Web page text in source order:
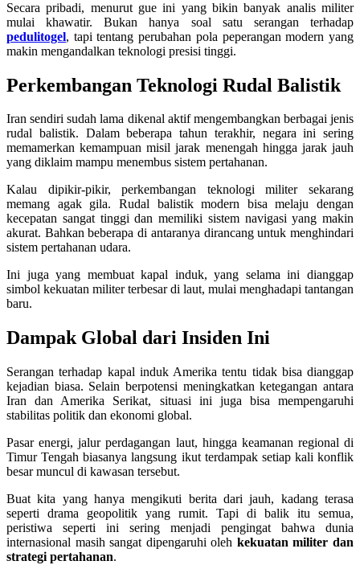
Secara pribadi, menurut gue ini yang bikin banyak analis militer
mulai khawatir. Bukan hanya soal satu serangan terhadap
pedulitogel, tapi tentang perubahan pola peperangan modern yang
makin mengandalkan teknologi presisi tinggi.
Perkembangan Teknologi Rudal Balistik
Iran sendiri sudah lama dikenal aktif mengembangkan berbagai jenis
rudal balistik. Dalam beberapa tahun terakhir, negara ini sering
memamerkan kemampuan misil jarak menengah hingga jarak jauh
yang diklaim mampu menembus sistem pertahanan.
Kalau dipikir-pikir, perkembangan teknologi militer sekarang
memang agak gila. Rudal balistik modern bisa melaju dengan
kecepatan sangat tinggi dan memiliki sistem navigasi yang makin
akurat. Bahkan beberapa di antaranya dirancang untuk menghindari
sistem pertahanan udara.
Ini juga yang membuat kapal induk, yang selama ini dianggap
simbol kekuatan militer terbesar di laut, mulai menghadapi tantangan
baru.
Dampak Global dari Insiden Ini
Serangan terhadap kapal induk Amerika tentu tidak bisa dianggap
kejadian biasa. Selain berpotensi meningkatkan ketegangan antara
Iran dan Amerika Serikat, situasi ini juga bisa mempengaruhi
stabilitas politik dan ekonomi global.
Pasar energi, jalur perdagangan laut, hingga keamanan regional di
Timur Tengah biasanya langsung ikut terdampak setiap kali konflik
besar muncul di kawasan tersebut.
Buat kita yang hanya mengikuti berita dari jauh, kadang terasa
seperti drama geopolitik yang rumit. Tapi di balik itu semua,
peristiwa seperti ini sering menjadi pengingat bahwa dunia
internasional masih sangat dipengaruhi oleh kekuatan militer dan
strategi pertahanan.